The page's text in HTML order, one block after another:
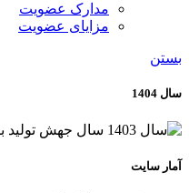
مدارک عضویت
مزایای عضویت
بستن
سال 1404
آمار سایت